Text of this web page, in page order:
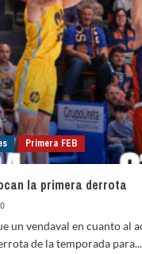
Primera FEB
la primera derrota
0
un vendaval en cuanto al
de la temporada para...